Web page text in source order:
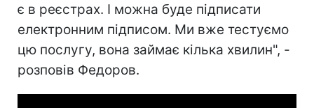
є в реєстрах. І можна буде підписати
електронним підписом. Ми вже тестуємо
цю послугу, вона займає кілька хвилин", -
розповів Федоров.